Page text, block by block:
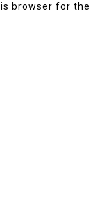
browser for the